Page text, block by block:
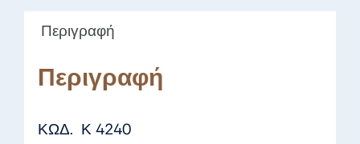
Περιγραφή
Περιγραφή
ΚΩΔ. Κ 4240